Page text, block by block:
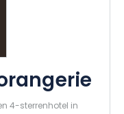
4-sterrenhotel in